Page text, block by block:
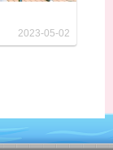
2023-05-02